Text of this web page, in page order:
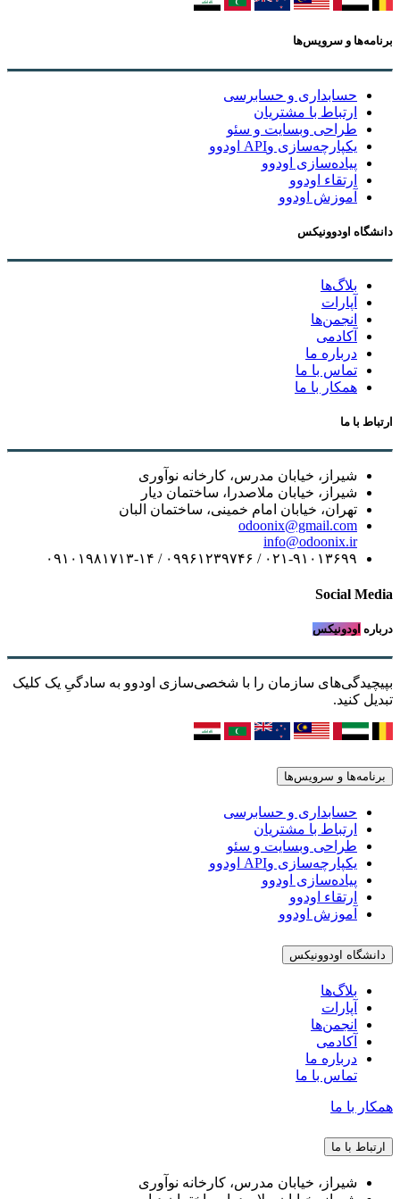
برنامه‌ها و سرویس‌ها
حسابداری و حسابرسی
ارتباط با مشتریان
طراحی وبسایت و سئو
یکپارچه‌سازی وAPI اودوو
پیاده‌سازی اودوو
ارتقاء اودوو
آموزش اودوو
دانشگاه اودوونیکس
بلاگ‌ها
آپارات
انجمن‌ها
آکادمی
درباره ما
تماس با ما
همکار با ما
ارتباط با ما
شیراز، خیابان مدرس، کارخانه نوآوری
شیراز، خیابان ملاصدرا، ساختمان دیار
تهران، خیابان امام خمینی، ساختمان البان
odoonix@gmail.com
info@odoonix.ir
۰۲۱-۹۱۰۱۳۶۹۹ / ۰۹۹۶۱۲۳۹۷۴۶ / ۰۹۱۰۱۹۸۱۷۱۳-۱۴
Social Media
درباره اودونیکس
بپیچیدگی‌های سازمان را با شخصی‌سازی اودوو به سادگیِ یک کلیک
تبدیل کنید.
برنامه‌ها و سرویس‌ها
حسابداری و حسابرسی
ارتباط با مشتریان
طراحی وبسایت و سئو
یکپارچه‌سازی وAPI اودوو
پیاده‌سازی اودوو
ارتقاء اودوو
آموزش اودوو
دانشگاه اودوونیکس
بلاگ‌ها
آپارات
انجمن‌ها
آکادمی
درباره ما
تماس با ما
همکار با ما
ارتباط با ما
شیراز، خیابان مدرس، کارخانه نوآوری